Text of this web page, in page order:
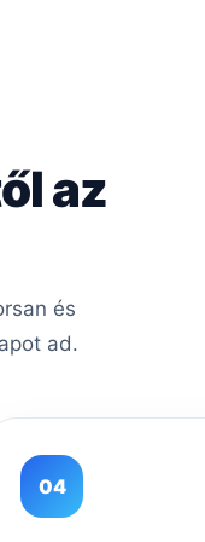
az
és
ad.
04